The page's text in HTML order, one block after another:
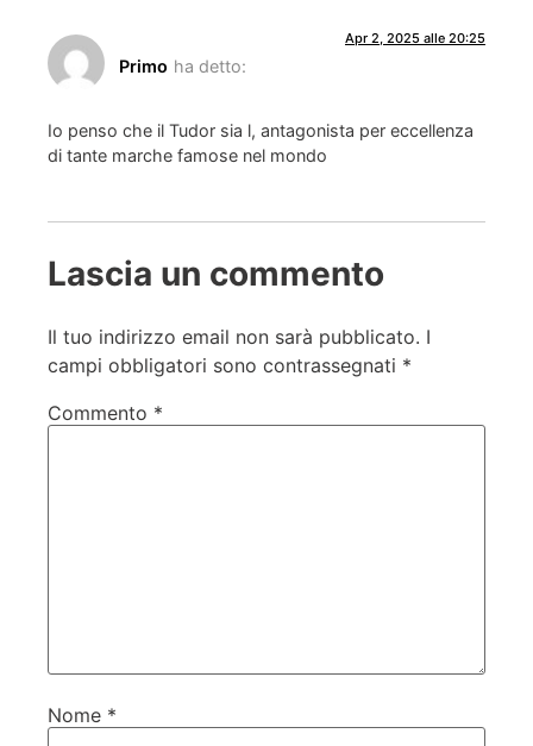
Primo ha detto:
Apr 2, 2025 alle 20:25
Io penso che il Tudor sia l, antagonista per eccellenza
di tante marche famose nel mondo
Lascia un commento
Il tuo indirizzo email non sarà pubblicato. I
campi obbligatori sono contrassegnati *
Commento *
Nome *